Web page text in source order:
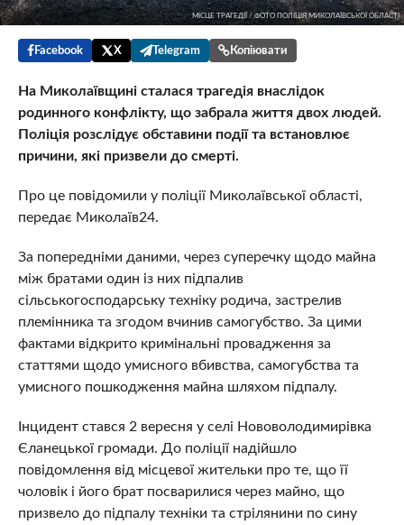
МІСЦЕ ТРАГЕДІЇ / ФОТО ПОЛІЦІЯ МИКОЛАЇВСЬКОЇ ОБЛАСТІ
Facebook X Telegram Копіювати
На Миколаївщині сталася трагедія внаслідок
родинного конфлікту, що забрала життя двох людей.
Поліція розслідує обставини події та встановлює
причини, які призвели до смерті.
Про це повідомили у поліції Миколаївської області,
передає Миколаїв24.
За попередніми даними, через суперечку щодо майна
між братами один із них підпалив
сільськогосподарську техніку родича, застрелив
племінника та згодом вчинив самогубство. За цими
фактами відкрито кримінальні провадження за
статтями щодо умисного вбивства, самогубства та
умисного пошкодження майна шляхом підпалу.
Інцидент стався 2 вересня у селі Нововолодимирівка
Єланецької громади. До поліції надійшло
повідомлення від місцевої жительки про те, що її
чоловік і його брат посварилися через майно, що
призвело до підпалу техніки та стрілянини по сину